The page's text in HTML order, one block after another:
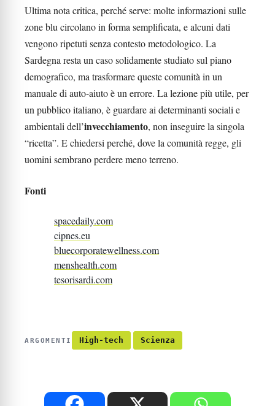
Ultima nota critica, perché serve: molte informazioni sulle
zone blu circolano in forma semplificata, e alcuni dati
vengono ripetuti senza contesto metodologico. La
Sardegna resta un caso solidamente studiato sul piano
demografico, ma trasformare queste comunità in un
manuale di auto-aiuto è un errore. La lezione più utile, per
un pubblico italiano, è guardare ai determinanti sociali e
ambientali dell’invecchiamento, non inseguire la singola
“ricetta”. E chiedersi perché, dove la comunità regge, gli
uomini sembrano perdere meno terreno.
Fonti
spacedaily.com
cipnes.eu
bluecorporatewellness.com
menshealth.com
tesorisardi.com
ARGOMENTI High-tech Scienza